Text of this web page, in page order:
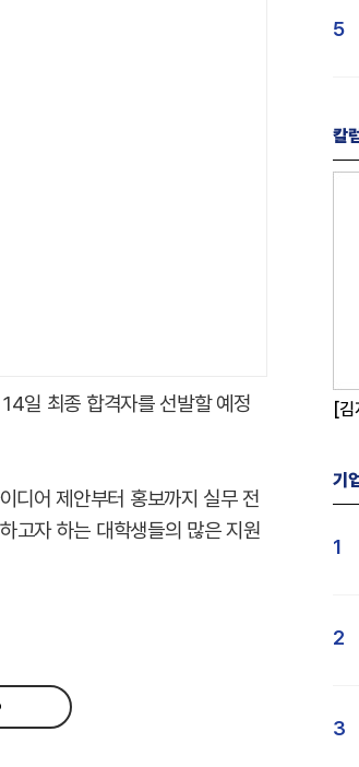
일 최종 합격자를 선발할 예정
디어 제안부터 홍보까지 실무 전
고자 하는 대학생들의 많은 지원
5
칼
[김
기
1
2
3